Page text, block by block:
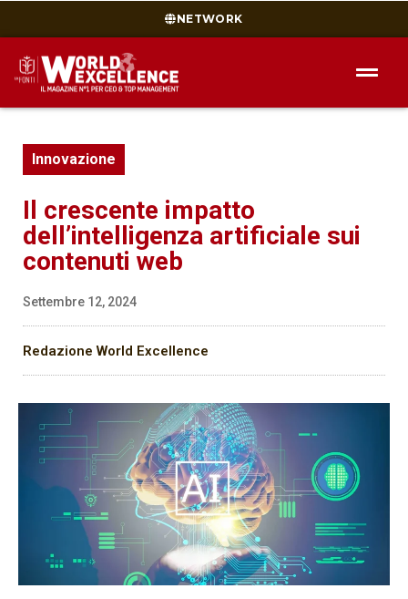
NETWORK
Innovazione
Il crescente impatto
dell’intelligenza artificiale sui
contenuti web
Settembre 12, 2024
Redazione World Excellence